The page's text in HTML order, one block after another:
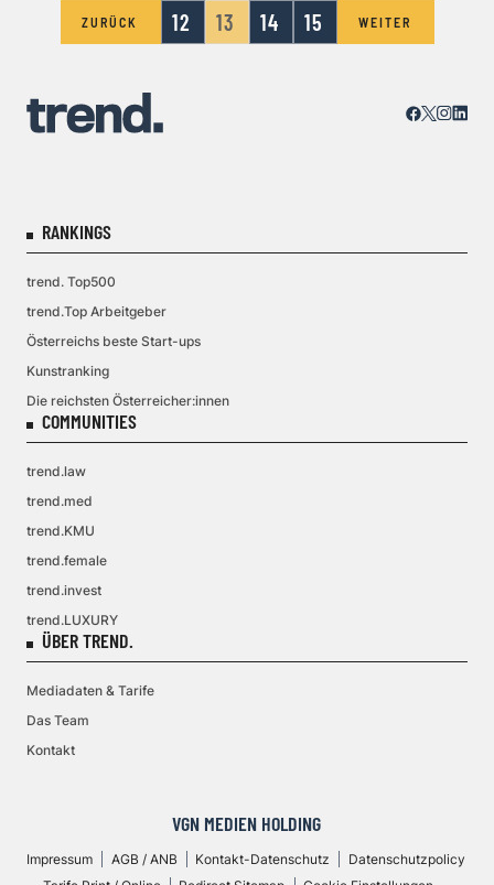
ZURÜCK 12 13 14 15 WEITER
RANKINGS
trend. Top500
trend.Top Arbeitgeber
Österreichs beste Start-ups
Kunstranking
Die reichsten Österreicher:innen
COMMUNITIES
trend.law
trend.med
trend.KMU
trend.female
trend.invest
trend.LUXURY
ÜBER TREND.
Mediadaten & Tarife
Das Team
Kontakt
VGN MEDIEN HOLDING
Impressum AGB / ANB Kontakt-Datenschutz
Datenschutzpolicy